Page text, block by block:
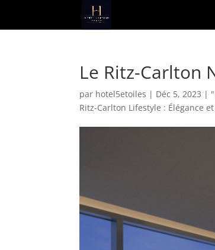
Le Ritz-Carlton
par hotel5etoiles | Déc 5, 2023 |
Ritz-Carlton Lifestyle : Élégance